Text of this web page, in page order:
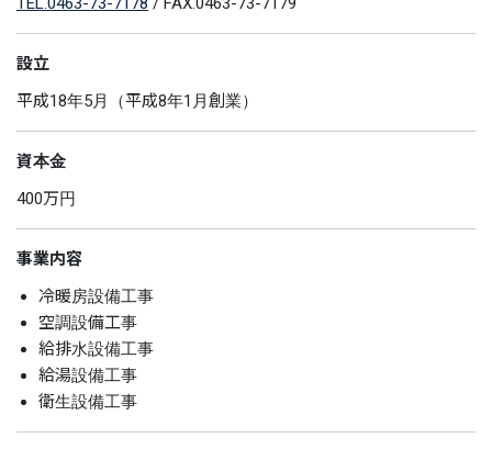
設立
平成18年5月（平成8年1月創業）
資本金
400万円
事業内容
冷暖房設備工事
空調設備工事
給排水設備工事
給湯設備工事
衛生設備工事